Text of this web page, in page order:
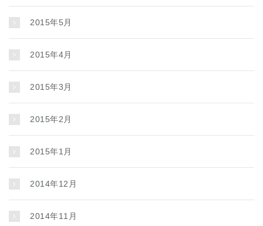
2015年5月
2015年4月
2015年3月
2015年2月
2015年1月
2014年12月
2014年11月